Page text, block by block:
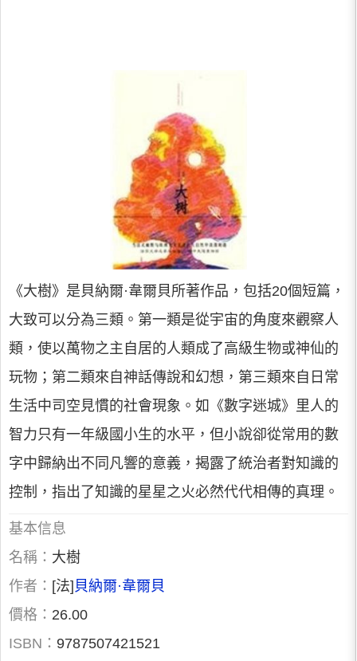
《大樹》是貝納爾·韋爾貝所著作品，包括20個短篇，
大致可以分為三類。第一類是從宇宙的角度來觀察人
類，使以萬物之主自居的人類成了高級生物或神仙的
玩物；第二類來自神話傳說和幻想，第三類來自日常
生活中司空見慣的社會現象。如《數字迷城》里人的
智力只有一年級國小生的水平，但小說卻從常用的數
字中歸納出不同凡響的意義，揭露了統治者對知識的
控制，指出了知識的星星之火必然代代相傳的真理。
基本信息
名稱： 大樹
作者： [法] 貝納爾·韋爾貝
價格： 26.00
ISBN： 9787507421521